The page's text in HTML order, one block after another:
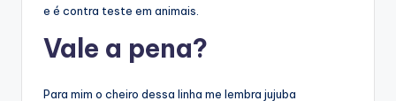
e é contra teste em animais.
Vale a pena?
Para mim o cheiro dessa linha me lembra jujuba